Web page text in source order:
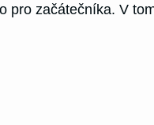
začátečníka. V